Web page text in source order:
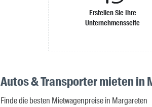
Erstellen Sie Ihre
Unternehmensseite
Autos & Transporter mieten in
Finde die besten Mietwagenpreise in Margareten